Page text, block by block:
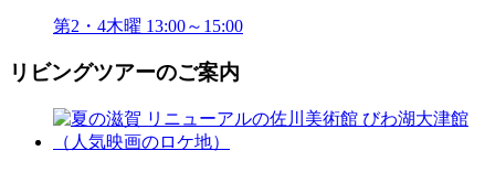
第2・4木曜 13:00～15:00
リビングツアーのご案内